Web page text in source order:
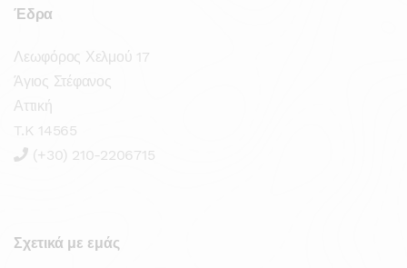
Έδρα
Λεωφόρος Χελμού 17
Άγιος Στέφανος
Αττική
T.K 14565
(+30) 210-2206715
Σχετικά με εμάς